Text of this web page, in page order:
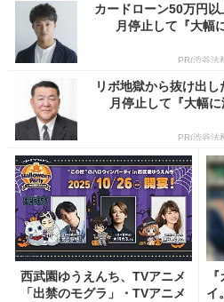
カードローン50万円
月停止して『大幅
PR(渋谷法
リボ地獄から抜け出
月停止して『大幅
PR(渋谷法
西武園ゆうえんち、TVアニメ
「出禁のモグラ」・TVアニメ
イ